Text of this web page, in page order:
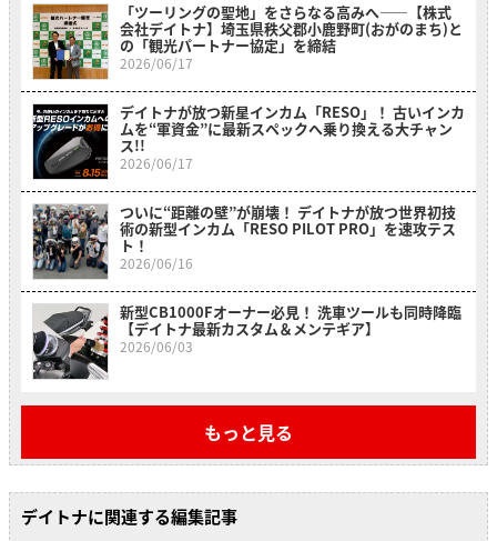
「ツーリングの聖地」をさらなる高みへ――【株式
会社デイトナ】埼玉県秩父郡小鹿野町(おがのまち)と
の「観光パートナー協定」を締結
2026/06/17
デイトナが放つ新星インカム「RESO」！ 古いインカ
ムを“軍資金”に最新スペックへ乗り換える大チャン
ス!!
2026/06/17
ついに“距離の壁”が崩壊！ デイトナが放つ世界初技
術の新型インカム「RESO PILOT PRO」を速攻テス
ト！
2026/06/16
新型CB1000Fオーナー必見！ 洗車ツールも同時降臨
【デイトナ最新カスタム＆メンテギア】
2026/06/03
もっと見る
デイトナに関連する編集記事